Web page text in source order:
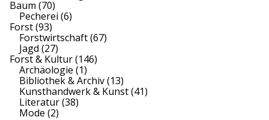
Baum (70)
Pecherei (6)
Forst(93)
Forstwirtschaft(67)
Jagd (27)
Forst & Kultur(146)
Archäologie (1)
Bibliothek & Archiv(13)
Kunsthandwerk & Kunst(41)
Literatur(38)
Mode (2)